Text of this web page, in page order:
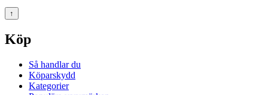
↑
Köp
Så handlar du
Köparskydd
Kategorier